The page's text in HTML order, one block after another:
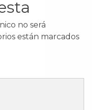
no será
están marcados